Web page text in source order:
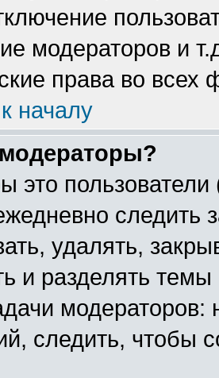
модераторов и
права во всех
началу
это
следить
удалять,
и разделять
следить, чтобы